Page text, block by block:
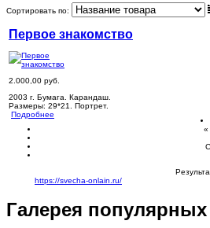
Сортировать по:
Первое знакомство
2.000,00 руб.
2003 г. Бумага. Карандаш.
Размеры: 29*21. Портрет.
Подробнее
«
https://svecha-onlain.ru/
Галерея популярных